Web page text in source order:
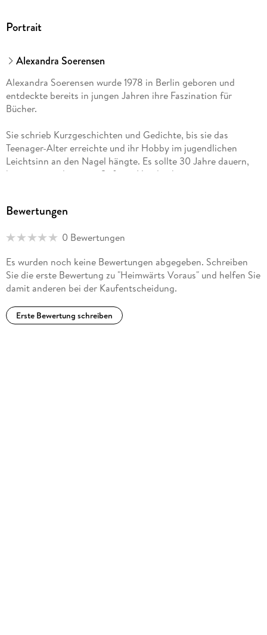
Portrait
Alexandra Soerensen
Alexandra Soerensen wurde 1978 in Berlin geboren und
entdeckte bereits in jungen Jahren ihre Faszination für
Bücher.
Sie schrieb Kurzgeschichten und Gedichte, bis sie das
Teenager-Alter erreichte und ihr Hobby im jugendlichen
Leichtsinn an den Nagel hängte. Es sollte 30 Jahre dauern,
bevor sie wieder einen Stift zur Hand nahm.
Freude am Lesen schenken, die sie selbst seit Kindertagen
Bewertungen
0 Bewertungen
Es wurden noch keine Bewertungen abgegeben. Schreiben
Sie die erste Bewertung zu "Heimwärts Voraus" und helfen Sie
damit anderen bei der Kaufentscheidung.
Erste Bewertung schreiben